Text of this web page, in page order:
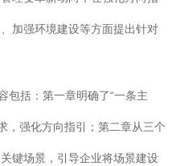
加强环境建设等方面提出针对
包括：第一章明确了“一条主
，强化方向指引；第二章从三个
键场景，引导企业将场景建设